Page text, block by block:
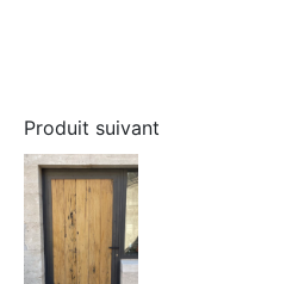
Produit suivant